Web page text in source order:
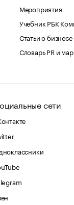
Мероприятия
Учебник РБК
Статьи о бизнесе
Словарь PR и
сети